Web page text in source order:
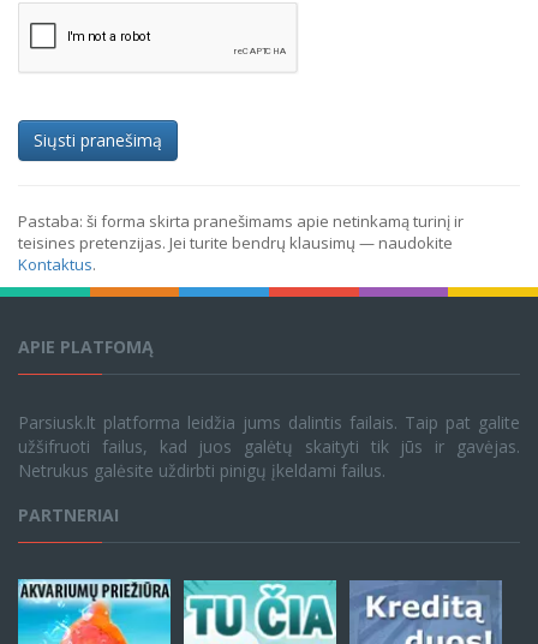
Siųsti pranešimą
Pastaba: ši forma skirta pranešimams apie netinkamą turinį ir
teisines pretenzijas. Jei turite bendrų klausimų — naudokite
Kontaktus.
APIE PLATFOMĄ
Parsiusk.lt platforma leidžia jums dalintis failais. Taip pat galite
užšifruoti failus, kad juos galėtų skaityti tik jūs ir gavėjas.
Netrukus galėsite uždirbti pinigų įkeldami failus.
PARTNERIAI